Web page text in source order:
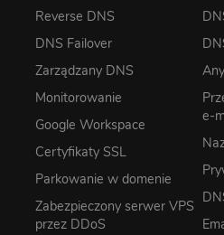
Reverse DNS
DNS Failover
Zarządzany DNS
Monitorowanie
Google Workspace
Certyfikaty SSL
Parkowanie w domenie
Zabezpieczony serwer VPS
przez DDoS
e-